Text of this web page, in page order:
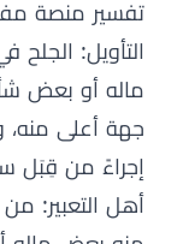
تفسير منصة
التأويل:
ماله أو بعض
جهة أعلى
إجراءً من قِبَل
أهل التعبير: